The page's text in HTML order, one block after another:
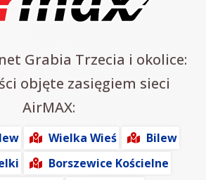
Grabia Trzecia i okolice:
objęte zasięgiem sieci
AirMAX:
Wielka Wieś
Bilew
Borszewice Kościelne